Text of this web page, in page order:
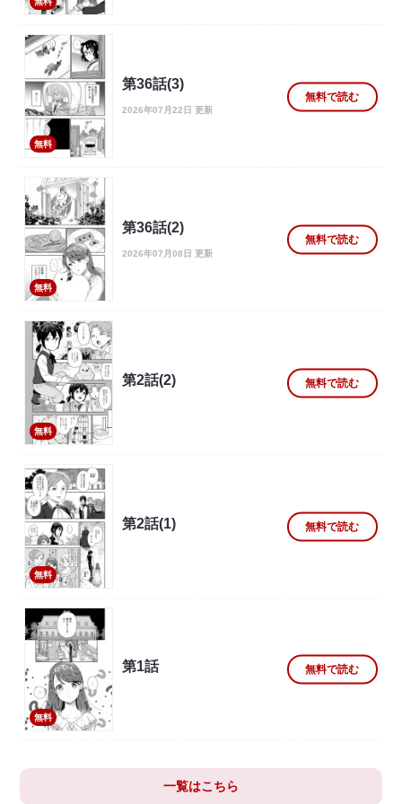
無料
第36話(3)
2026年07月22日 更新
無料で読む
無料
第36話(2)
2026年07月08日 更新
無料で読む
無料
第2話(2) 無料で読む
無料
第2話(1) 無料で読む
無料
第1話 無料で読む
一覧はこちら